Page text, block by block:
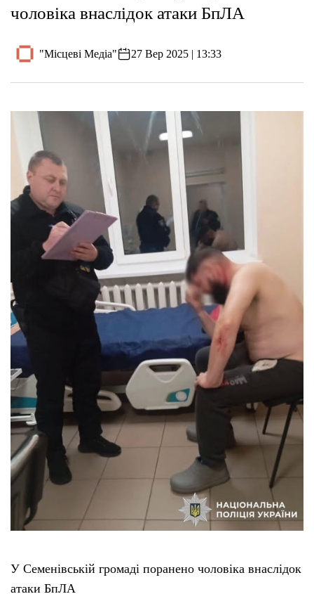
чоловіка внаслідок атаки БпЛА
"Місцеві Медіа" 27 Вер 2025 | 13:33
У Семенівській громаді поранено чоловіка внаслідок
атаки БпЛА